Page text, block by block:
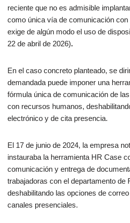
reciente que no es admisible
como única vía de comunicación
exige de algún modo el uso de
22 de abril de 2026).
En el caso concreto planteado, se
demandada puede imponer una
fórmula única de comunicación de
con recursos humanos,
electrónico y de cita presencia.
El 17 de junio de 2024, la empresa
instauraba la herramienta HR Case
comunicación y entrega de
trabajadoras con el departamento de
deshabilitando las opciones de
canales presenciales.